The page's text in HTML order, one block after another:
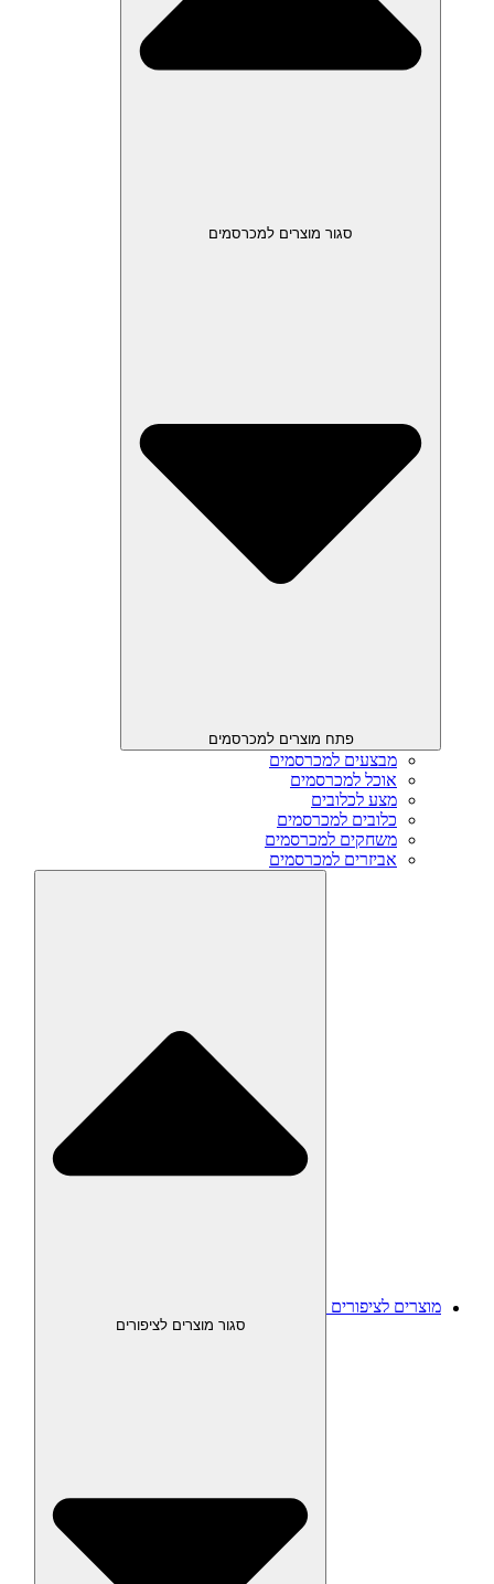
סגור מוצרים למכרסמים
פתח מוצרים למכרסמים
מבצעים למכרסמים
אוכל למכרסמים
מצע לכלובים
כלובים למכרסמים
משחקים למכרסמים
אביזרים למכרסמים
מוצרים לציפורים
סגור מוצרים לציפורים